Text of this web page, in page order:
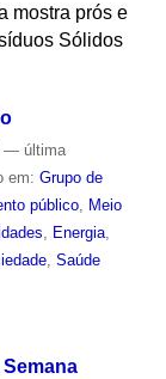
mostra prós e
Sólidos
— última
em: Grupo de
público, Meio
, Energia,
, Saúde